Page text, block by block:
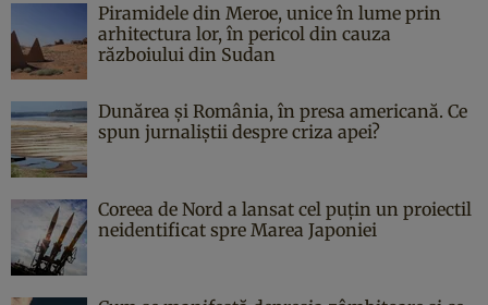
Piramidele din Meroe, unice în lume prin
arhitectura lor, în pericol din cauza
războiului din Sudan
Dunărea și România, în presa americană. Ce
spun jurnaliștii despre criza apei?
Coreea de Nord a lansat cel puțin un proiectil
neidentificat spre Marea Japoniei